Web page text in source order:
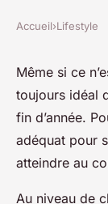
LIFESTYLE
Les
2023 en
josèphe•10
Accueil›Lifestyle
Même si ce
toujours idéal
fin d’année.
adéquat pour
atteindre au
Au niveau de